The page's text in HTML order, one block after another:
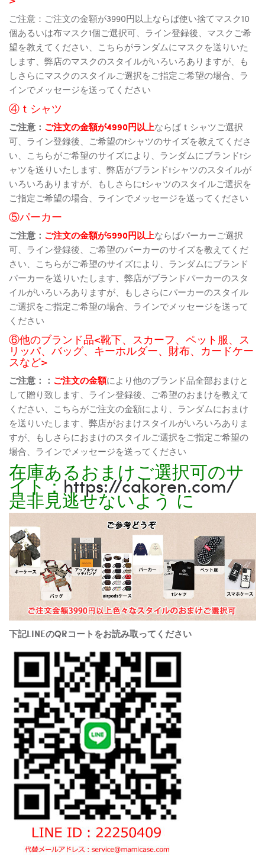
ご注意：ご注文の金額が3990円以上ならば使い捨てマスク10
個あるいは布マスク1個ご選択可、ライン登録後、マスクご希
望を教えてください、こちらがランダムにマスクを送りいた
します、弊店のマスクのスタイルがいろいろありますが、も
しさらにマスクのスタイルご選択をご指定ご希望の場合、ラ
インでメッセージを送ってください
④ｔシャツ
ご注意： ご注文の金額が4990円以上ならばｔシャツご選択
可、ライン登録後、ご希望のtシャツのサイズを教えてくださ
い、こちらがご希望のサイズにより、ランダムにブランドtシ
ャツを送りいたします、弊店がブランドtシャツのスタイルが
いろいろありますが、もしさらにtシャツのスタイルご選択を
ご指定ご希望の場合、ラインでメッセージを送ってください
⑤パーカー
ご注意： ご注文の金額が5990円以上ならばパーカーご選択
可、ライン登録後、ご希望のパーカーのサイズを教えてくだ
さい、こちらがご希望のサイズにより、ランダムにブランド
パーカーを送りいたします、弊店がブランドパーカーのスタ
イルがいろいろありますが、もしさらにパーカーのスタイル
ご選択をご指定ご希望の場合、ラインでメッセージを送って
ください
⑥他のブランド品<靴下、スカーフ、ペット服、ス
リッパ、バッグ、キーホルダー、財布、カードケー
スなど>
ご注意：： ご注文の金額により他のブランド品全部おまけと
して贈り致します、ライン登録後、ご希望のおまけを教えて
ください、こちらがご注文の金額により、ランダムにおまけ
を送りいたします、弊店がおまけスタイルがいろいろありま
すが、もしさらにおまけのスタイルご選択をご指定ご希望の
場合、ラインでメッセージを送ってください
在庫あるおまけご選択可のサ
イト：https://cakoren.com/
是非見逃せないよう に
下記LINEのQRコートをお読み取ってください